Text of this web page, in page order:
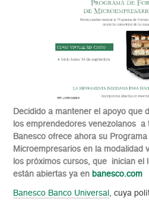
Decidido a mantener el apoyo que
los emprendedores venezolanos a
Banesco ofrece ahora su
Microempresarios en la modalidad
los próximos cursos, que inician el
están abiertas ya en banesco.com
Banesco Banco Universal , cuya